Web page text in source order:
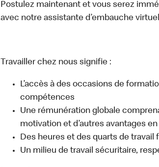
Postulez maintenant et vous serez
avec notre assistante d’embauche
Travailler chez nous signifie :
L’accès à des occasions de
compétences
Une rémunération globale
motivation et d’autres avantages
Des heures et des quarts de travail
Un milieu de travail sécuritaire,